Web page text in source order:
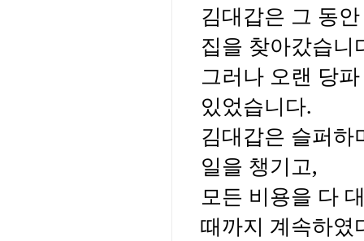
김대갑은 그 동
집을 찾아갔습니
그러나 오랜 당
있었습니다.
김대갑은 슬퍼
일을 챙기고,
모든 비용을 다
때까지 계속하였